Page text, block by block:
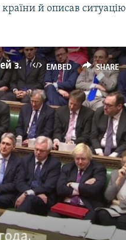
країни й описав ситуацію
EMBED SHARE
«Ні поверненню» для Великої Британії, бо прем’єр Мей запускає «Брекзит» (відео)